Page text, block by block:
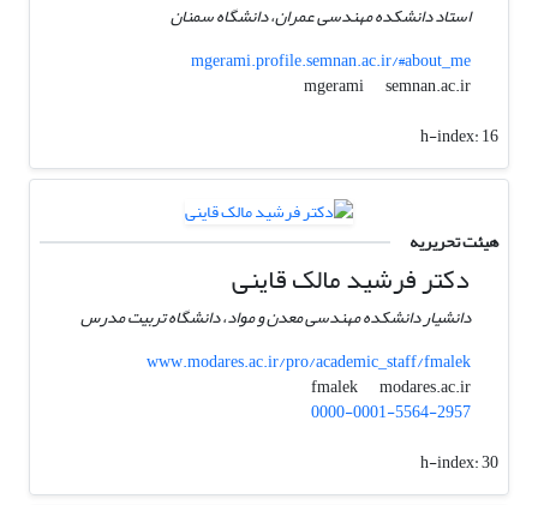
استاد دانشکده مهندسی عمران، دانشگاه سمنان
mgerami.profile.semnan.ac.ir/#about_me
mgerami
semnan.ac.ir
h-index:16
هیئت تحریریه
دکتر فرشید مالک قاینی
دانشیار دانشکده مهندسی معدن و مواد، دانشگاه تربیت مدرس
www.modares.ac.ir/pro/academic_staff/fmalek
fmalek
modares.ac.ir
0000-0001-5564-2957
h-index:30